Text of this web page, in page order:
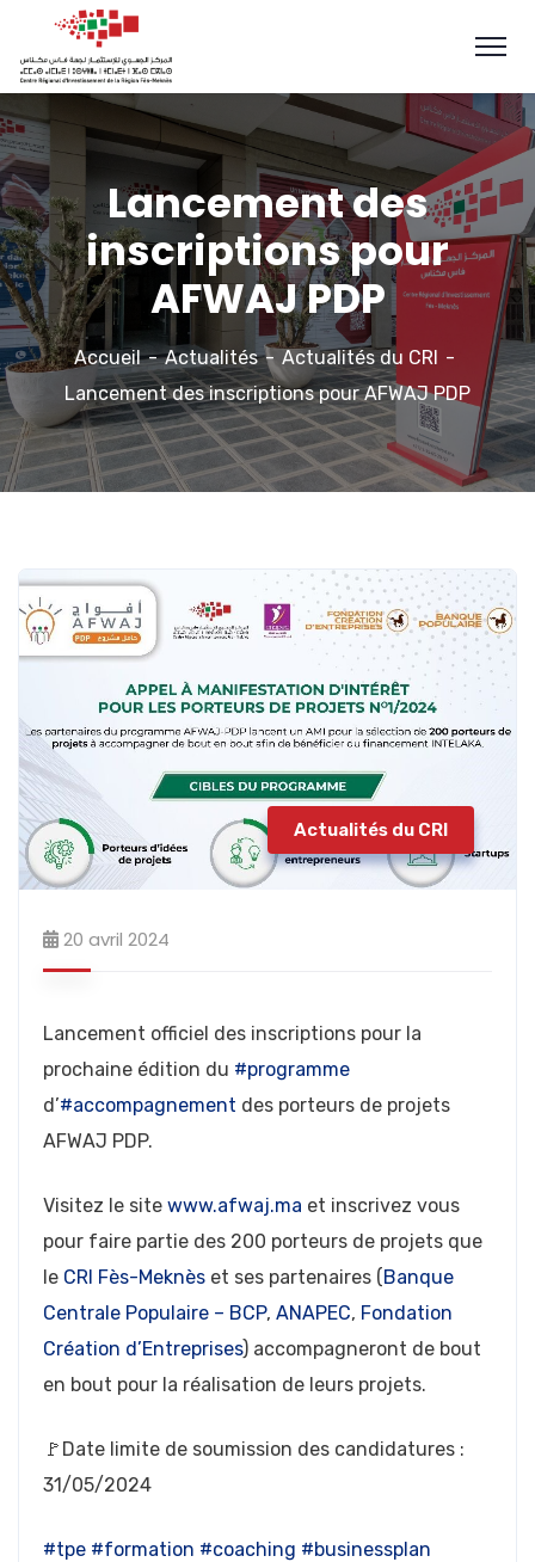
Lancement des
inscriptions pour
AFWAJ PDP
Accueil Actualités
Actualités du CRI
Lancement des inscriptions pour AFWAJ PDP
Actualités du CRI
20 avril 2024
Lancement officiel des inscriptions pour la
prochaine édition du #programme
d’#accompagnement des porteurs de projets
AFWAJ PDP.
Visitez le site www.afwaj.ma et inscrivez vous
pour faire partie des 200 porteurs de projets que
le CRI Fès-Meknès et ses partenaires (Banque
Centrale Populaire – BCP, ANAPEC, Fondation
Création d’Entreprises) accompagneront de bout
en bout pour la réalisation de leurs projets.
🚩Date limite de soumission des candidatures :
31/05/2024
#tpe #formation #coaching #businessplan